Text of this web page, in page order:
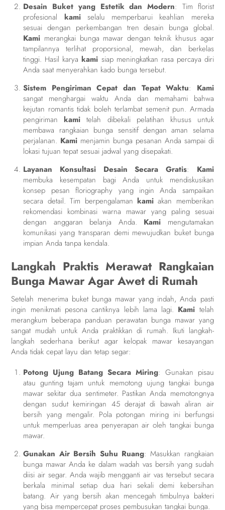
Desain Buket yang Estetik dan Modern: Tim florist
profesional kamiselalu memperbarui keahlian mereka
sesuai dengan perkembangan tren desain bunga global.
Kami merangkai bunga mawar dengan teknik khusus agar
tampilannya terlihat proporsional, mewah, dan berkelas
tinggi. Hasil karyakami siap meningkatkan rasa percaya diri
Anda saat menyerahkan kado bunga tersebut.
Sistem Pengiriman Cepat dan Tepat Waktu: Kami
sangat menghargai waktu Anda dan memahami bahwa
kejutan romantis tidak boleh terlambat semenit pun. Armada
pengirimankami telah dibekali pelatihan khusus untuk
membawa rangkaian bunga sensitif dengan aman selama
perjalanan. Kami menjamin bunga pesanan Anda sampai di
lokasi tujuan tepat sesuai jadwal yang disepakati.
Layanan Konsultasi Desain Secara Gratis: Kami
membuka kesempatan bagi Anda untuk mendiskusikan
konsep pesan floriography yang ingin Anda sampaikan
secara detail. Tim berpengalaman kamiakan memberikan
rekomendasi kombinasi warna mawar yang paling sesuai
dengan anggaran belanja Anda. Kami mengutamakan
komunikasi yang transparan demi mewujudkan buket bunga
impian Anda tanpa kendala.
Langkah Praktis Merawat Rangkaian
Bunga Mawar Agar Awet di Rumah
Setelah menerima buket bunga mawar yang indah, Anda pasti
ingin menikmati pesona cantiknya lebih lama lagi. Kami telah
merangkum beberapa panduan perawatan bunga mawar yang
sangat mudah untuk Anda praktikkan di rumah. Ikuti langkah-
langkah sederhana berikut agar kelopak mawar kesayangan
Anda tidak cepat layu dan tetap segar:
Potong Ujung Batang Secara Miring: Gunakan pisau
atau gunting tajam untuk memotong ujung tangkai bunga
mawar sekitar dua sentimeter. Pastikan Anda memotongnya
dengan sudut kemiringan 45 derajat di bawah aliran air
bersih yang mengalir. Pola potongan miring ini berfungsi
untuk memperluas area penyerapan air oleh tangkai bunga
mawar.
Gunakan Air Bersih Suhu Ruang: Masukkan rangkaian
bunga mawar Anda ke dalam wadah vas bersih yang sudah
diisi air segar. Anda wajib mengganti air vas tersebut secara
berkala minimal setiap dua hari sekali demi kebersihan
batang. Air yang bersih akan mencegah timbulnya bakteri
yang bisa mempercepat proses pembusukan tangkai bunga.